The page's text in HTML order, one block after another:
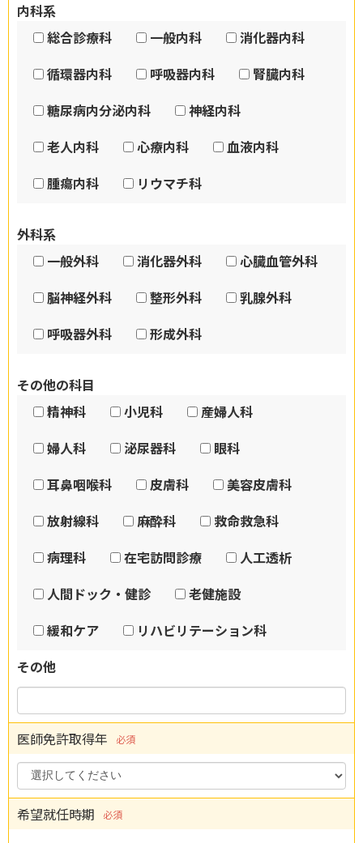
内科系
総合診療科
一般内科
消化器内科
循環器内科
呼吸器内科
腎臓内科
糖尿病内分泌内科
神経内科
老人内科
心療内科
血液内科
腫瘍内科
リウマチ科
外科系
一般外科
消化器外科
心臓血管外科
脳神経外科
整形外科
乳腺外科
呼吸器外科
形成外科
その他の科目
精神科
小児科
産婦人科
婦人科
泌尿器科
眼科
耳鼻咽喉科
皮膚科
美容皮膚科
放射線科
麻酔科
救命救急科
病理科
在宅訪問診療
人工透析
人間ドック・健診
老健施設
緩和ケア
リハビリテーション科
その他
医師免許取得年 必須
希望就任時期 必須